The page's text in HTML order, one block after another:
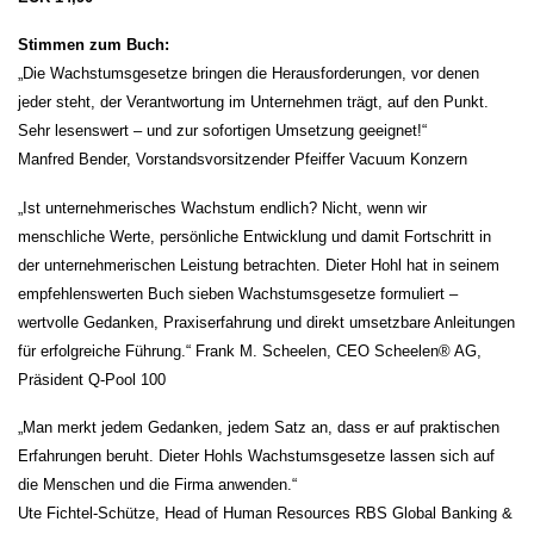
Stimmen zum Buch:
„Die Wachstumsgesetze bringen die Herausforderungen, vor denen
jeder steht, der Verantwortung im Unternehmen trägt, auf den Punkt.
Sehr lesenswert – und zur sofortigen Umsetzung geeignet!“
Manfred Bender, Vorstandsvorsitzender Pfeiffer Vacuum Konzern
„Ist unternehmerisches Wachstum endlich? Nicht, wenn wir
menschliche Werte, persönliche Entwicklung und damit Fortschritt in
der unternehmerischen Leistung betrachten. Dieter Hohl hat in seinem
empfehlenswerten Buch sieben Wachstumsgesetze formuliert –
wertvolle Gedanken, Praxiserfahrung und direkt umsetzbare Anleitungen
für erfolgreiche Führung.“ Frank M. Scheelen, CEO Scheelen® AG,
Präsident Q-Pool 100
„Man merkt jedem Gedanken, jedem Satz an, dass er auf praktischen
Erfahrungen beruht. Dieter Hohls Wachstumsgesetze lassen sich auf
die Menschen und die Firma anwenden.“
Ute Fichtel-Schütze, Head of Human Resources RBS Global Banking &